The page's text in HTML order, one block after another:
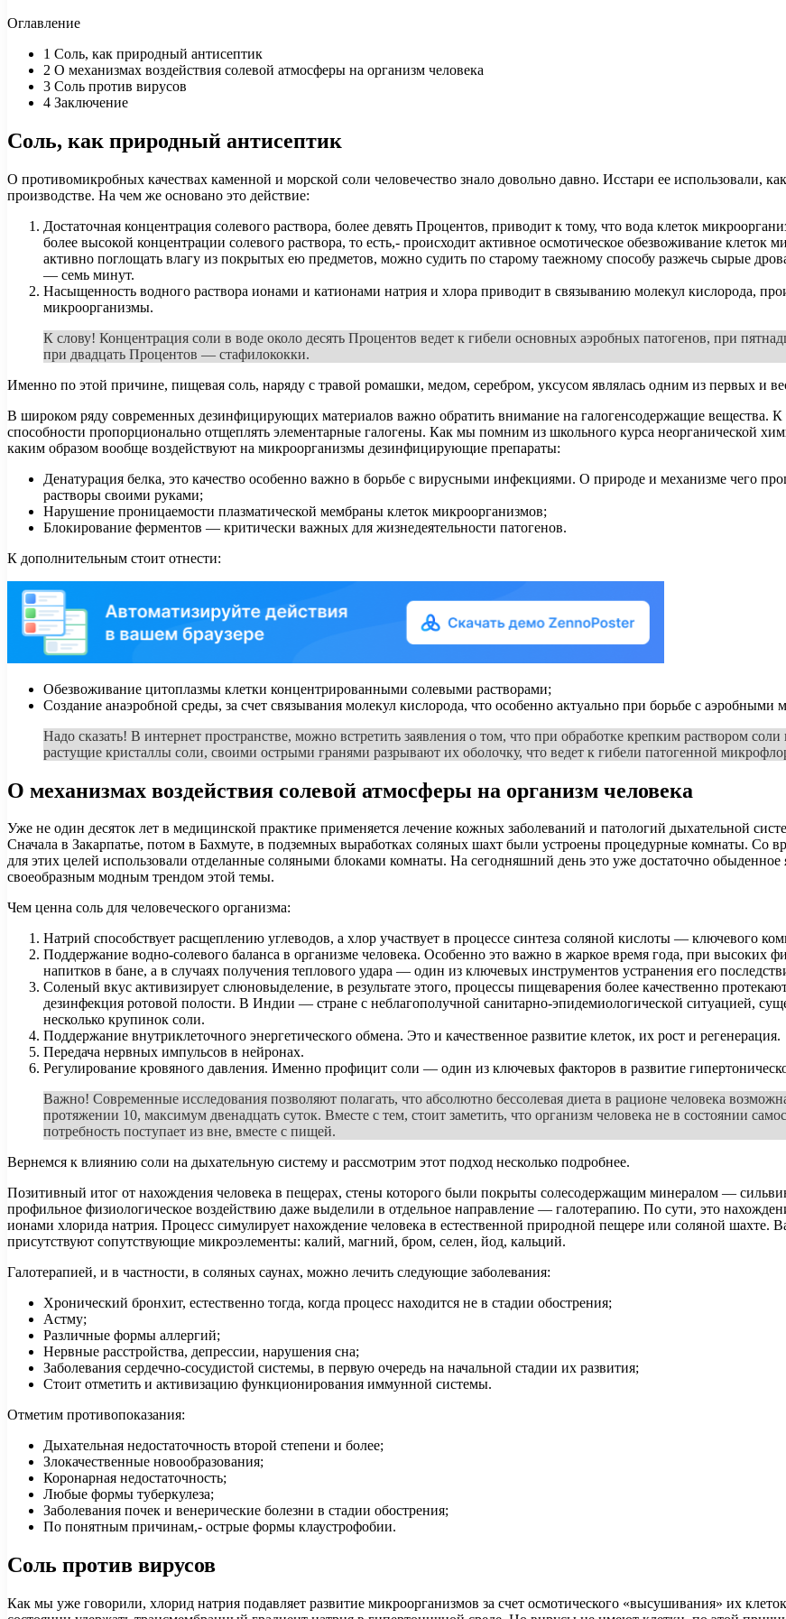
Оглавление
1 Соль, как природный антисептик
2 О механизмах воздействия солевой атмосферы на организм человека
3 Соль против вирусов
4 Заключение
Соль, как природный антисептик
О противомикробных качествах каменной и морской соли человечество знало довольно давно. Исстари ее использовали,
производстве. На чем же основано это действие:
Достаточная концентрация солевого раствора, более девять Процентов, приводит к тому, что вода клеток
более высокой концентрации солевого раствора, то есть,- происходит активное осмотическое обезвоживание
активно поглощать влагу из покрытых ею предметов, можно судить по старому таежному способу разжечь сырые
— семь минут.
Насыщенность водного раствора ионами и катионами натрия и хлора приводит в связыванию молекул кислорода,
микроорганизмы.
К слову! Концентрация соли в воде около десять Процентов ведет к гибели основных аэробных патогенов, при
при двадцать Процентов — стафилококки.
Именно по этой причине, пищевая соль, наряду с травой ромашки, медом, серебром, уксусом являлась одним из первых и
В широком ряду современных дезинфицирующих материалов важно обратить внимание на галогенсодержащие вещества.
способности пропорционально отщеплять элементарные галогены. Как мы помним из школьного курса неорганической
каким образом вообще воздействуют на микроорганизмы дезинфицирующие препараты:
Денатурация белка, это качество особенно важно в борьбе с вирусными инфекциями. О природе и механизме чего
растворы своими руками;
Нарушение проницаемости плазматической мембраны клеток микроорганизмов;
Блокирование ферментов — критически важных для жизнедеятельности патогенов.
К дополнительным стоит отнести:
Обезвоживание цитоплазмы клетки концентрированными солевыми растворами;
Создание анаэробной среды, за счет связывания молекул кислорода, что особенно актуально при борьбе с аэробными
Надо сказать! В интернет пространстве, можно встретить заявления о том, что при обработке крепким раствором
растущие кристаллы соли, своими острыми гранями разрывают их оболочку, что ведет к гибели патогенной
О механизмах воздействия солевой атмосферы на организм человека
Уже не один десяток лет в медицинской практике применяется лечение кожных заболеваний и патологий дыхательной
Сначала в Закарпатье, потом в Бахмуте, в подземных выработках соляных шахт были устроены процедурные комнаты. Со
для этих целей использовали отделанные соляными блоками комнаты. На сегодняшний день это уже достаточно обыденное
своеобразным модным трендом этой темы.
Чем ценна соль для человеческого организма:
Натрий способствует расщеплению углеводов, а хлор участвует в процессе синтеза соляной кислоты — ключевого
Поддержание водно-солевого баланса в организме человека. Особенно это важно в жаркое время года, при высоких
напитков в бане, а в случаях получения теплового удара — один из ключевых инструментов устранения его
Соленый вкус активизирует слюновыделение, в результате этого, процессы пищеварения более качественно
дезинфекция ротовой полости. В Индии — стране с неблагополучной санитарно-эпидемиологической ситуацией,
несколько крупинок соли.
Поддержание внутриклеточного энергетического обмена. Это и качественное развитие клеток, их рост и регенерация.
Передача нервных импульсов в нейронах.
Регулирование кровяного давления. Именно профицит соли — один из ключевых факторов в развитие
Важно! Современные исследования позволяют полагать, что абсолютно бессолевая диета в рационе человека
протяжении 10, максимум двенадцать суток. Вместе с тем, стоит заметить, что организм человека не в состоянии
потребность поступает из вне, вместе с пищей.
Вернемся к влиянию соли на дыхательную систему и рассмотрим этот подход несколько подробнее.
Позитивный итог от нахождения человека в пещерах, стены которого были покрыты солесодержащим минералом —
профильное физиологическое воздействию даже выделили в отдельное направление — галотерапию. По сути, это
ионами хлорида натрия. Процесс симулирует нахождение человека в естественной природной пещере или соляной шахте.
присутствуют сопутствующие микроэлементы: калий, магний, бром, селен, йод, кальций.
Галотерапией, и в частности, в соляных саунах, можно лечить следующие заболевания:
Хронический бронхит, естественно тогда, когда процесс находится не в стадии обострения;
Астму;
Различные формы аллергий;
Нервные расстройства, депрессии, нарушения сна;
Заболевания сердечно-сосудистой системы, в первую очередь на начальной стадии их развития;
Стоит отметить и активизацию функционирования иммунной системы.
Отметим противопоказания:
Дыхательная недостаточность второй степени и более;
Злокачественные новообразования;
Коронарная недостаточность;
Любые формы туберкулеза;
Заболевания почек и венерические болезни в стадии обострения;
По понятным причинам,- острые формы клаустрофобии.
Соль против вирусов
Как мы уже говорили, хлорид натрия подавляет развитие микроорганизмов за счет осмотического «высушивания» их